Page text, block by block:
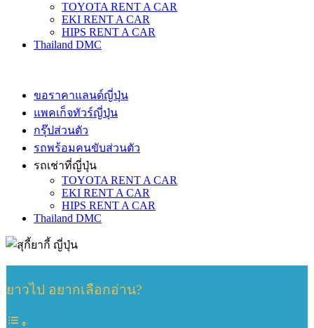
TOYOTA RENT A CAR
EKI RENT A CAR
HIPS RENT A CAR
Thailand DMC
ขอราคาแลนด์ญี่ปุ่น
แพคเก็จทัวร์ญี่ปุ่น
กรุ๊ปส่วนตัว
รถพร้อมคนขับส่วนตัว
รถเช่าที่ญี่ปุ่น
TOYOTA RENT A CAR
EKI RENT A CAR
HIPS RENT A CAR
Thailand DMC
ยาวไป อยากเลือกอ่าน?